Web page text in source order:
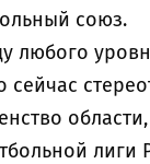
союз.
любого
лиги